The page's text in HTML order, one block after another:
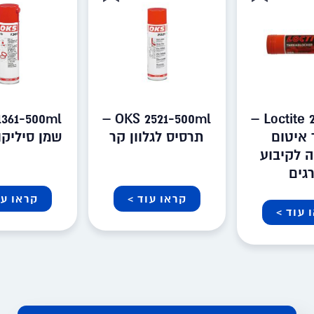
Loctite 268-20gr –
איטום
לקיבוע
עוד >
OKS 2521-500ml –
תרסיס לגלוון קר
קראו עוד >
שמן
קראו